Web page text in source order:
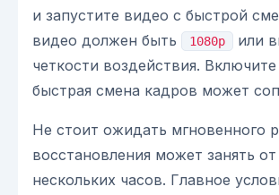
и запустите видео с быстрой
видео должен быть
1080p
или
четкости воздействия.
быстрая смена кадров может
Не стоит ожидать мгновенного
восстановления может занять
нескольких часов. Главное